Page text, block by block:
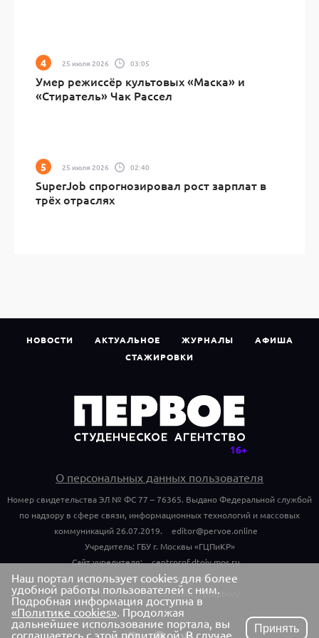
25 июля 2026 03:05
Умер режиссёр культовых «Маска» и
«Стиратель» Чак Рассел
25 июля 2026 02:40
SuperJob спрогнозировал рост зарплат в
трёх отраслях
НОВОСТИ АКТУАЛЬНОЕ ЖУРНАЛЫ
АФИША
СТАЖИРОВКИ
О персональных данных пользователя
Номер свидетельства ЭЛ № ФС 77 – 76365. Выдано Федеральной службой
по надзору в сфере связи, информационных технологий и массовых
коммуникаций 26.07.2019.
editor@pervoe.online
Учредитель: ГБУ г. Москвы «ГЦПиКР»
Сайт учредителя:
centrprof.dtoiv.mos.ru
Обращения граждан учредителю:
centrprof.dtoiv.mos.ru/public_reception/
Наш портал использует cookies для более
удобной работы пользователей с ним.
Подробная информация доступна в
«Политике cookies». Продолжая
дальнейшее использование портала, вы
соглашаетесь с этой политикой. В случае
Принять